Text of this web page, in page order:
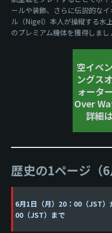
ールや装飾、さらに伝説的な
ル（Nigel）本人が操縦する水
のプレミアム機体を獲得しまし
空イベ
ングス
ォータ
Over
詳細
歴史の1ページ（6
6月1日（月）20：00（JST）
00（JST）まで